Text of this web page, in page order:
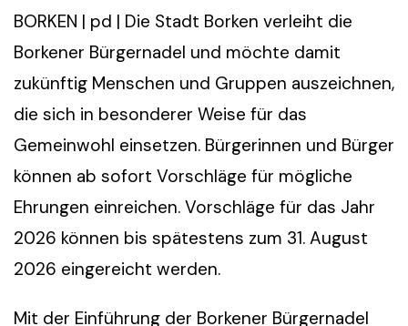
BORKEN | pd | Die Stadt Borken verleiht die
Borkener Bürgernadel und möchte damit
zukünftig Menschen und Gruppen auszeichnen,
die sich in besonderer Weise für das
Gemeinwohl einsetzen. Bürgerinnen und Bürger
können ab sofort Vorschläge für mögliche
Ehrungen einreichen. Vorschläge für das Jahr
2026 können bis spätestens zum 31. August
2026 eingereicht werden.
Mit der Einführung der Borkener Bürgernadel